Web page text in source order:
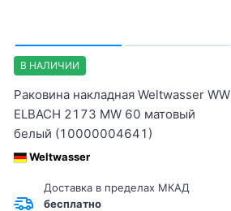
В НАЛИЧИИ
Раковина накладная Weltwasser WW
ELBACH 2173 MW 60 матовый
белый (10000004641)
Weltwasser
Доставка в пределах МКАД
бесплатно